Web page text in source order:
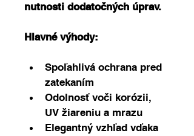
nutnosti dodatočných úprav.
Hlavné výhody:
Spoľahlivá ochrana pred
zatekaním
Odolnosť voči korózii,
UV žiareniu a mrazu
Elegantný vzhľad vďaka